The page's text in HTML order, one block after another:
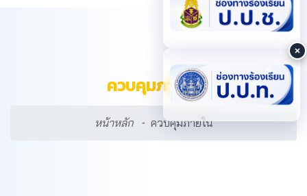
ควบคุมภายใน
หน้าหลัก ควบคุมภายใน